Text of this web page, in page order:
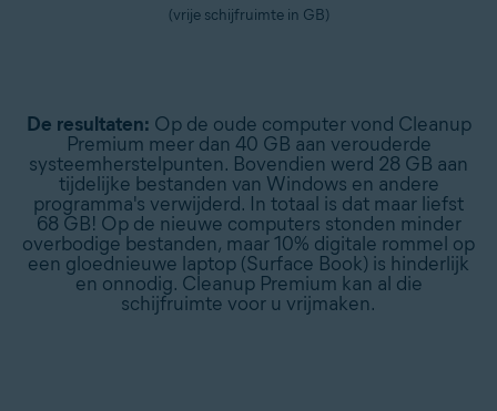
(vrije schijfruimte in GB)
De resultaten: Op de oude computer vond Cleanup
Premium meer dan 40 GB aan verouderde
systeemherstelpunten. Bovendien werd 28 GB aan
tijdelijke bestanden van Windows en andere
programma's verwijderd. In totaal is dat maar liefst
68 GB! Op de nieuwe computers stonden minder
overbodige bestanden, maar 10% digitale rommel op
een gloednieuwe laptop (Surface Book) is hinderlijk
en onnodig. Cleanup Premium kan al die
schijfruimte voor u vrijmaken.